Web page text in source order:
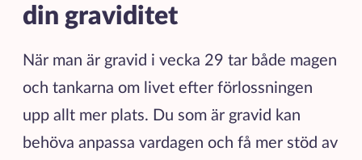
din graviditet
När man är gravid i vecka 29 tar både magen
och tankarna om livet efter förlossningen
upp allt mer plats. Du som är gravid kan
behöva anpassa vardagen och få mer stöd av